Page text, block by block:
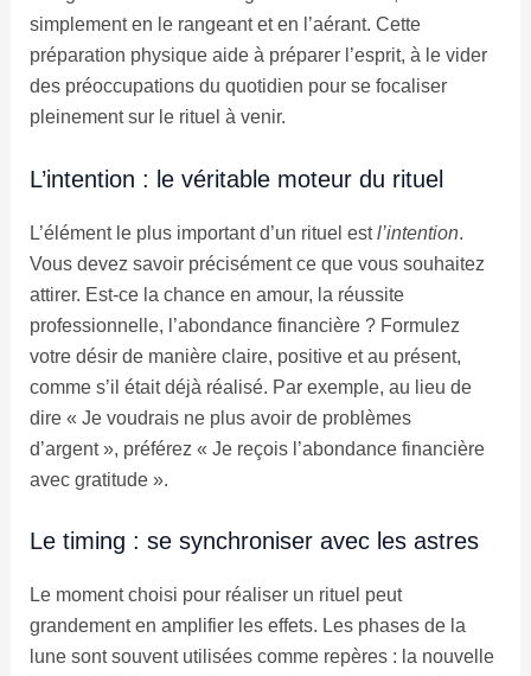
simplement en le rangeant et en l’aérant. Cette
préparation physique aide à préparer l’esprit, à le vider
des préoccupations du quotidien pour se focaliser
pleinement sur le rituel à venir.
L’intention : le véritable moteur du rituel
L’élément le plus important d’un rituel estl’intention.
Vous devez savoir précisément ce que vous souhaitez
attirer. Est-ce la chance en amour, la réussite
professionnelle, l’abondance financière ? Formulez
votre désir de manière claire, positive et au présent,
comme s’il était déjà réalisé. Par exemple, au lieu de
dire « Je voudrais ne plus avoir de problèmes
d’argent », préférez « Je reçois l’abondance financière
avec gratitude ».
Le timing : se synchroniser avec les astres
Le moment choisi pour réaliser un rituel peut
grandement en amplifier les effets. Les phases de la
lune sont souvent utilisées comme repères : la nouvelle